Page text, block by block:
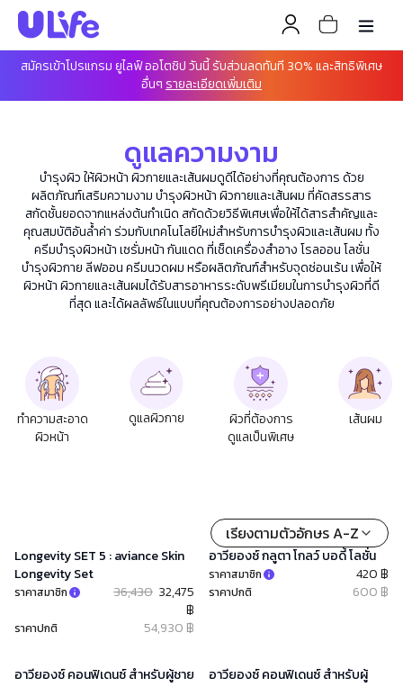
สมัครเข้าโปรแกรม ยูไลฟ์ ออโตชิป วันนี้ รับส่วนลดทันที 30% และสิทธิพิเศษ
อื่นๆ รายละเอียดเพิ่มเติม
ดูแลความงาม
บำรุงผิว ให้ผิวหน้า ผิวกายและเส้นผมดูดีได้อย่างที่คุณต้องการ ด้วย
ผลิตภัณฑ์เสริมความงาม บำรุงผิวหน้า ผิวกายและเส้นผม ที่คัดสรรสาร
สกัดชั้นยอดจากแหล่งต้นกำเนิด สกัดด้วยวิธีพิเศษเพื่อให้ได้สารสำคัญและ
คุณสมบัติอันล้ำค่า ร่วมกับเทคโนโลยีใหม่สำหรับการบำรุงผิวและเส้นผม ทั้ง
ครีมบำรุงผิวหน้า เซรั่มหน้า กันแดด ที่เช็ดเครื่องสำอาง โรลออน โลชั่น
บำรุงผิวกาย ลีฟออน ครีมนวดผม หรือผลิตภัณฑ์สำหรับจุดซ่อนเร้น เพื่อให้
ผิวหน้า ผิวกายและเส้นผมได้รับสารอาหารระดับพรีเมียมในการบำรุงผิวที่ดี
ที่สุด และได้ผลลัพธ์ในแบบที่คุณต้องการอย่างปลอดภัย
ทำความสะอาด
ผิวหน้า
ดูแลผิวกาย
ผิวที่ต้องการ
ดูแลเป็นพิเศษ
เส้นผม
เรียงตามตัวอักษร A-Z
Longevity SET 5 : aviance Skin
Longevity Set
ราคาสมาชิก 36,430 32,475
฿
ราคาปกติ 54,930 ฿
อาวียองซ์ กลูตา โกลว์ บอดี้ โลชั่น
ราคาสมาชิก 420 ฿
ราคาปกติ 600 ฿
อาวียองซ์ คอนฟิเดนซ์ สำหรับผู้ชาย
อาวียองซ์ คอนฟิเดนซ์ สำหรับผู้